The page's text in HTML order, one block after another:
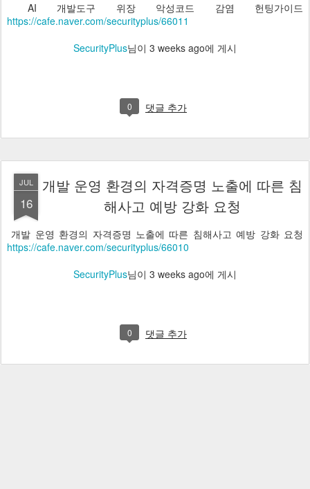
AI 개발도구 위장 악성코드 감염 헌팅가이드
https://cafe.naver.com/securityplus/66011
SecurityPlus님이 3 weeks ago에 게시
0 댓글 추가
JUL
16
개발 운영 환경의 자격증명 노출에 따른 침
해사고 예방 강화 요청
개발 운영 환경의 자격증명 노출에 따른 침해사고 예방 강화 요청
https://cafe.naver.com/securityplus/66010
SecurityPlus님이 3 weeks ago에 게시
0 댓글 추가